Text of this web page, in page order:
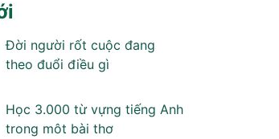
Đời người rốt cuộc đang
theo đuổi điều gì
Học 3.000 từ vựng tiếng Anh
trong môt bài thơ